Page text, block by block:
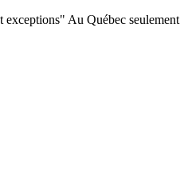
Au Québec seulement